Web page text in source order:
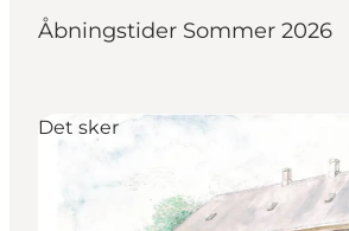
Handicapvenlig ferie
Events
Planlæg din ferie
Åbningstider Sommer 2026
Det sker